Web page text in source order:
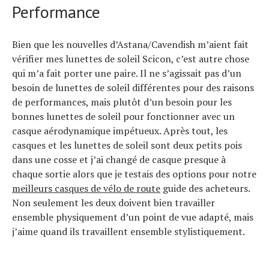
Performance
Bien que les nouvelles d’Astana/Cavendish m’aient fait
vérifier mes lunettes de soleil Scicon, c’est autre chose
qui m’a fait porter une paire. Il ne s’agissait pas d’un
besoin de lunettes de soleil différentes pour des raisons
de performances, mais plutôt d’un besoin pour les
bonnes lunettes de soleil pour fonctionner avec un
casque aérodynamique impétueux. Après tout, les
casques et les lunettes de soleil sont deux petits pois
dans une cosse et j’ai changé de casque presque à
chaque sortie alors que je testais des options pour notre
meilleurs casques de vélo de route guide des acheteurs.
Non seulement les deux doivent bien travailler
ensemble physiquement d’un point de vue adapté, mais
j’aime quand ils travaillent ensemble stylistiquement.